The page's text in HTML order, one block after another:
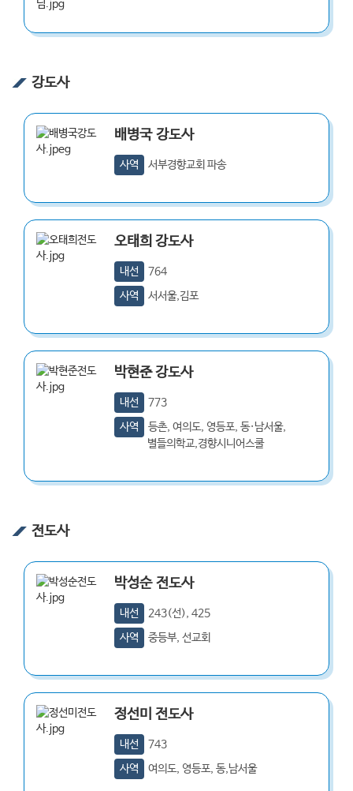
강도사
배병국 강도사
사역 서부경향교회 파송
오태희 강도사
내선
764
사역
서서울,김포
박현준강도사
내선
773
사역
등촌, 여의도, 영등포, 동·남서울,
별들의학교,경향시니어스쿨
전도사
박성순 전도사
내선
243(선), 425
사역
중등부, 선교회
정선미 전도사
내선
743
사역
여의도, 영등포, 동,남서울